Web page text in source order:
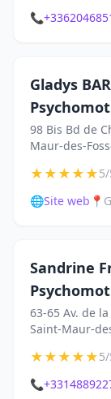
📞
Gladys
98 Bis Bd de
Maur-des-
★★★★★
🌐Site web 📍
Sandrine
63-65 Av. de
Saint-Maur-
★★★★★
📞